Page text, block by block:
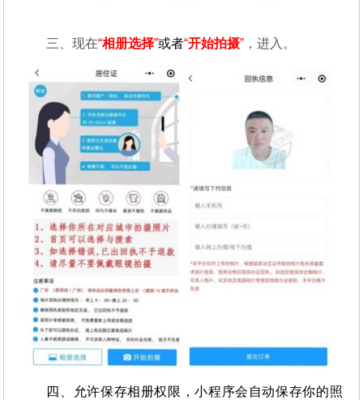
三、现在“相册选择”或者“开始拍摄” ，进入。
四、允许保存相册权限，小程序会自动保存你的照